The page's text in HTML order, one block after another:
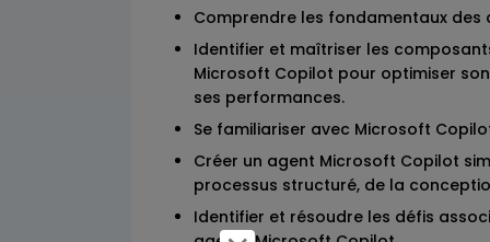
Comprendre les fondamentaux des
Identifier et maîtriser les
Microsoft Copilot pour optimiser
ses performances.
Se familiariser avec Microsoft
Créer un agent Microsoft Copilot
processus structuré, de la
Identifier et résoudre les défis